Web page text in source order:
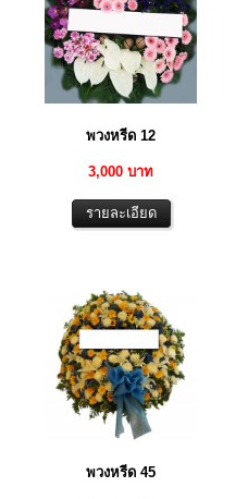
พวงหรีด 12
3,000 บาท
พวงหรีด 45